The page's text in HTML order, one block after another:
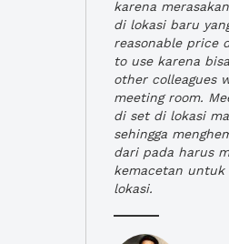
karena
di lokasi baru
reasonable price
to use karena
other colleagues
meeting room.
di set di lokasi
sehingga
dari pada harus
kemacetan untuk
lokasi.